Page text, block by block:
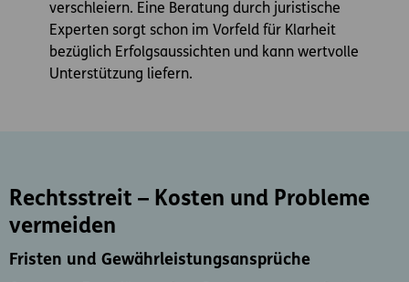
verschleiern. Eine Beratung durch juristische
Experten sorgt schon im Vorfeld für Klarheit
bezüglich Erfolgsaussichten und kann wertvolle
Unterstützung liefern.
Rechtsstreit – Kosten und Probleme
vermeiden
Fristen und Gewährleistungsansprüche